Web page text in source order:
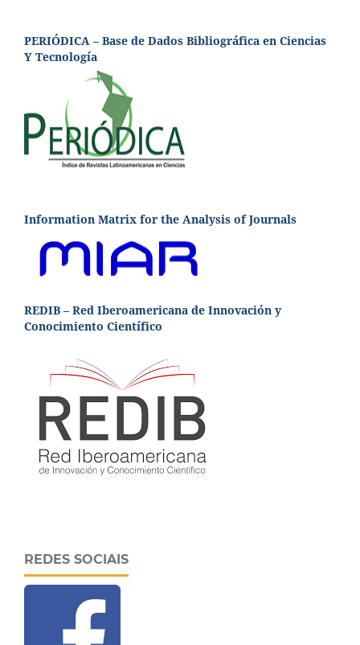
PERIÓDICA – Base de Dados Bibliográfica en Ciencias
Y Tecnología
Information Matrix for the Analysis of Journals
REDIB – Red Iberoamericana de Innovación y
Conocimiento Científico
REDES SOCIAIS